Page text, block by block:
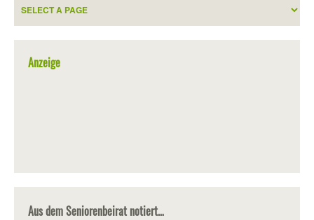
Anzeige
Aus dem Seniorenbeirat notiert…